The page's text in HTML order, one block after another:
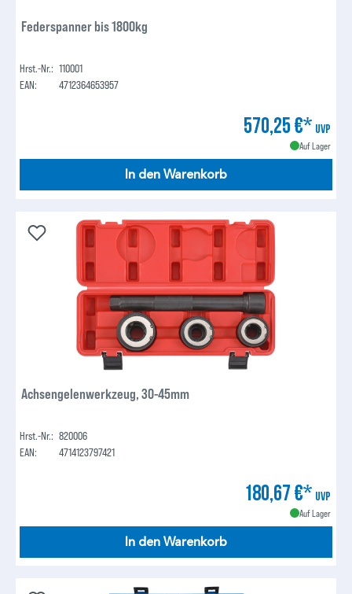
Federspanner bis 1800kg
Hrst.-Nr.: 110001
EAN:
4712364653957
570,25 €* UVP
Auf Lager
In den Warenkorb
Achsengelenwerkzeug, 30-45mm
Hrst.-Nr.: 820006
EAN:
4714123797421
180,67 €* UVP
Auf Lager
In den Warenkorb